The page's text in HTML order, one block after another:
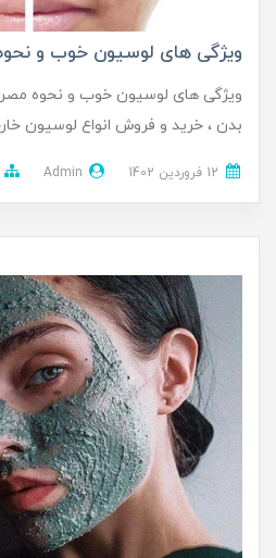
ویژگی های لوسیون خوب و
ویژگی های لوسیون خوب و نحوه
بدن ، خرید و فروش انواع لوسیون
Admin